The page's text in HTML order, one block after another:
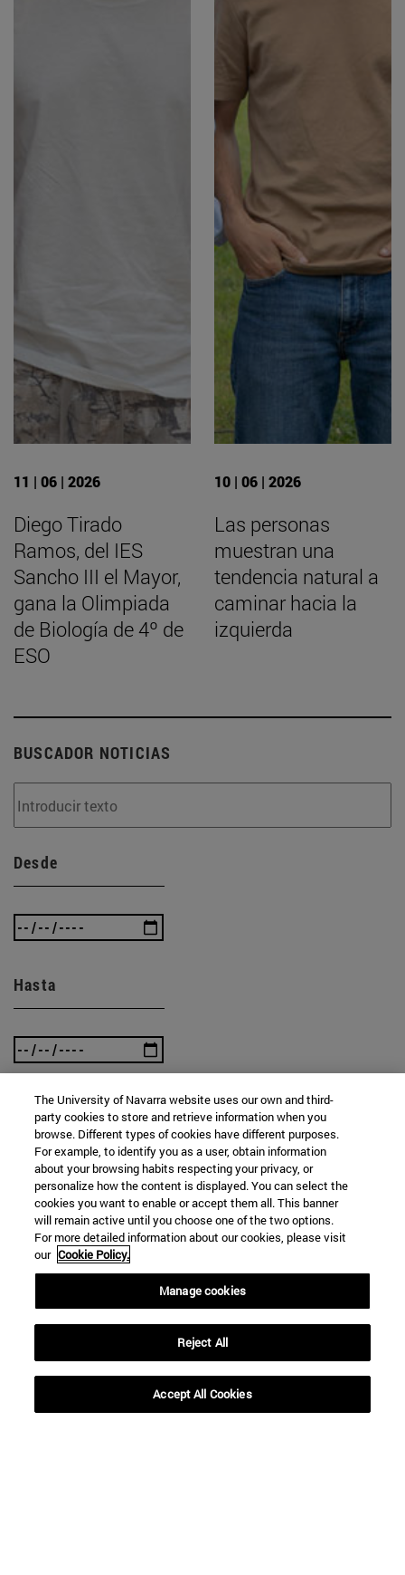
11 | 06 | 2026
Diego Tirado
Ramos, del IES
Sancho III el Mayor,
gana la Olimpiada
de Biología de 4º de
ESO
10 | 06 | 2026
Las personas
muestran una
tendencia natural a
caminar hacia la
izquierda
BUSCADOR NOTICIAS
Desde
Hasta
BUSCAR
The University of Navarra website uses our own and third-
party cookies to store and retrieve information when you
browse. Different types of cookies have different purposes.
For example, to identify you as a user, obtain information
about your browsing habits respecting your privacy, or
personalize how the content is displayed. You can select the
cookies you want to enable or accept them all. This banner
will remain active until you choose one of the two options.
For more detailed information about our cookies, please visit
our Cookie Policy.
Manage cookies
Reject All
Accept All Cookies